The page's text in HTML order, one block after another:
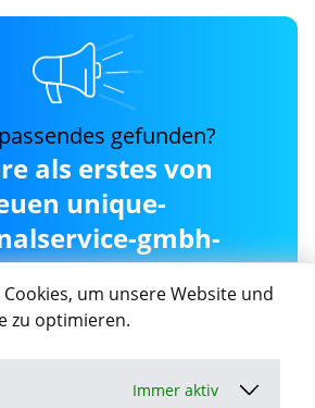
um unsere Website und
zu optimieren.
Immer aktiv
gefunden?
als erstes von
unique-
gmbh-
recruiting Jobs in
Greifswald